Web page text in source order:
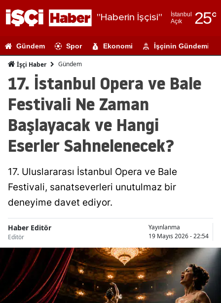
"Haberin İşçisi"
İstanbul
Açık
25°
Adıyaman
Ağrı
Bilecik
Bingöl
Bitlis
Bolu
Gündem Spor Ekonomi İşçinin Gündemi
İşçi Haber Gündem
17. İstanbul Opera ve Bale
Festivali Ne Zaman
Başlayacak ve Hangi
Eserler Sahnelenecek?
17. Uluslararası İstanbul Opera ve Bale
Festivali, sanatseverleri unutulmaz bir
deneyime davet ediyor.
Haber Editör
Editör
Yayınlanma
19 Mayıs 2026 - 22:54